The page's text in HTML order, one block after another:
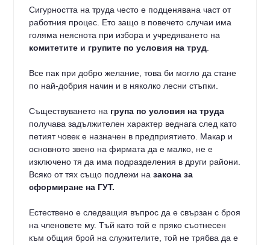
Сигурността на труда често е подценявана част от
работния процес. Ето защо в повечето случаи има
голяма неяснота при избора и учредяването на
комитетите и групите по условия на труд
Все пак при добро желание, това би могло да стане
по най-добрия начин и в няколко лесни стъпки.
Съществуването на група по условия на труда
получава задължителен характер веднага след като
петият човек е назначен в предприятието. Макар и
основното звено на фирмата да е малко, не е
изключено тя да има подразделения в други райони.
Всяко от тях също подлежи на закона за
сформиране на ГУТ.
Естествено е следващия въпрос да е свързан с броя
на членовете му. Тъй като той е пряко съотнесен
към общия брой на служителите, той не трябва да е